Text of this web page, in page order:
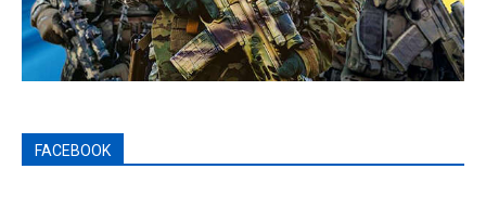
FACEBOOK